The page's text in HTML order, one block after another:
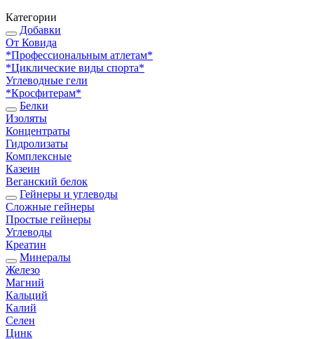
Категории
Добавки
От Ковида
*Профессиональным атлетам*
*Циклические виды спорта*
Углеводные гели
*Кросфитерам*
Белки
Изоляты
Концентраты
Гидролизаты
Комплексные
Казеин
Веганский белок
Гейнеры и углеводы
Сложные гейнеры
Простые гейнеры
Углеводы
Креатин
Минералы
Железо
Магний
Кальций
Калий
Селен
Цинк